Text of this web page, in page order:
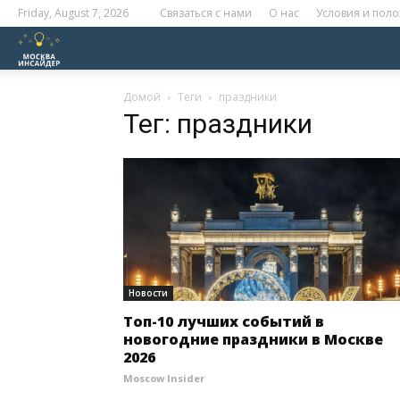
Friday, August 7, 2026 Связаться с нами О нас Условия и
Домой Теги праздники
Тег: праздники
Новости
Топ-10 лучших событий в
новогодние праздники в Москве
2026
Moscow Insider